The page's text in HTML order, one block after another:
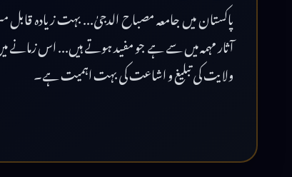
پاکستان میں جامعہ مصباح الدجیٰ... بہت زیادہ قابل
آثار مہمہ میں سے ہے جو مفید ہوتے ہیں... اس زمانے
ولایت کی تبلیغ و اشاعت کی بہت اہمیت ہے۔